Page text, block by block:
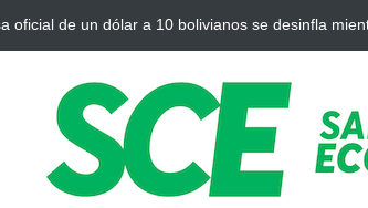
a 10 bolivianos se desinfla mientras el mercado